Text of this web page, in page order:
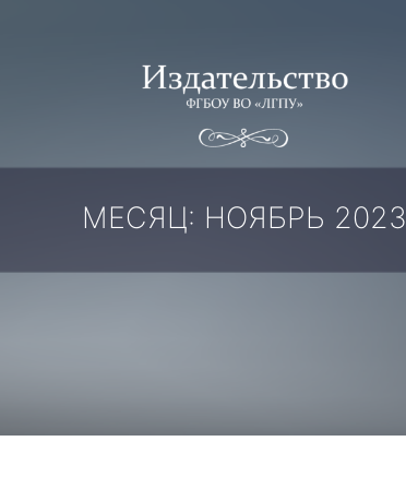
МЕСЯЦ: НОЯБРЬ 2023